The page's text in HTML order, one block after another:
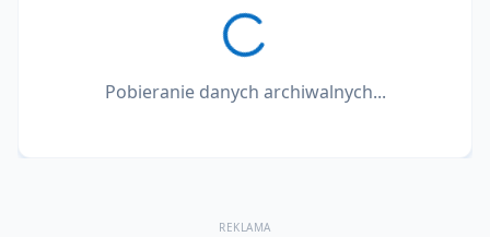
Pobieranie danych archiwalnych...
REKLAMA